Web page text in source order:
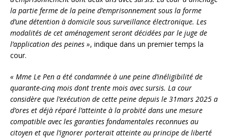
la partie ferme de la peine d’emprisonnement sous la forme
d’une détention à domicile sous surveillance électronique. Les
modalités de cet aménagement seront décidées par le juge de
l’application des peines », indique dans un premier temps la
cour.
« Mme Le Pen a été condamnée à une peine d’inéligibilité de
quarante-cinq mois dont trente mois avec sursis. La cour
considère que l’exécution de cette peine depuis le 31mars 2025 a
d’ores et déjà réparé l’atteinte à la probité dans une mesure
compatible avec les garanties fondamentales reconnues au
citoyen et que l’ignorer porterait atteinte au principe de liberté